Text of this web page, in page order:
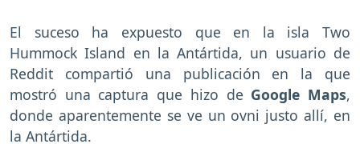
El suceso ha expuesto que en la isla Two
Hummock Island en la Antártida, un usuario de
Reddit compartió una publicación en la que
mostró una captura que hizo de Google Maps,
donde aparentemente se ve un ovni justo allí, en
la Antártida.